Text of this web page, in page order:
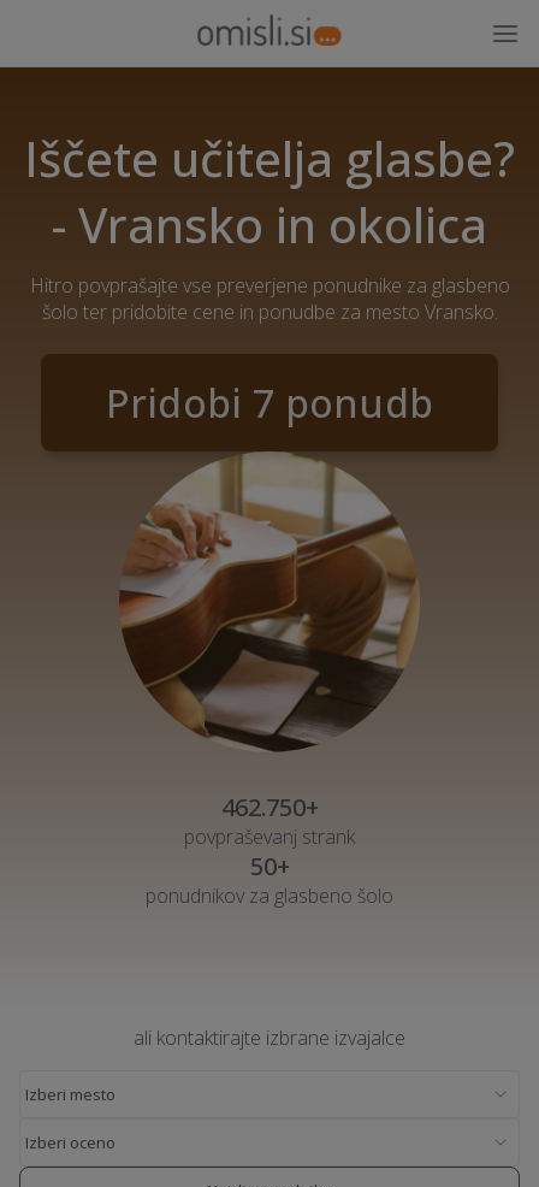
Iščete učitelja glasbe?
- Vransko in okolica
Hitro povprašajte vse preverjene ponudnike za glasbeno
šolo ter pridobite cene in ponudbe za mesto Vransko.
Pridobi 7 ponudb
462.750+
povpraševanj strank
50+
ponudnikov za glasbeno šolo
ali kontaktirajte izbrane izvajalce